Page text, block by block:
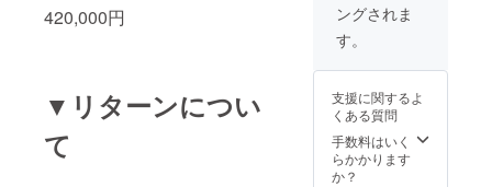
420,000円
▼リターンについ
て
学教授
『「婚
活」時
代』を
上梓、
婚活
ブーム
ングされま
す。
支援に関するよ
くある質問
手数料はいく
らかかります
か？